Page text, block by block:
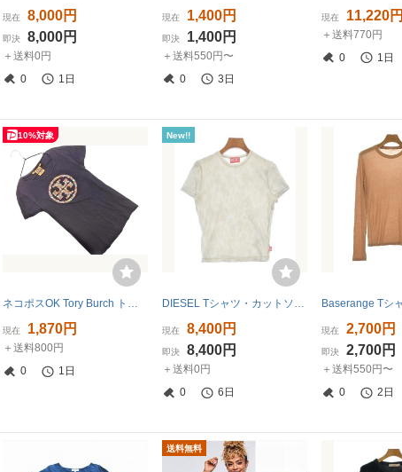
現在 8,000円
即決 8,000円
＋送料0円
0
1日
現在 1,400円
即決 1,400円
＋送料550円〜
0
3日
現在 11,220円
＋送料770円
0
1日
10%対象
ネコポスOK Tory Burch トリーバーチ ロゴ 刺繍 Tシャツ sizeXS/濃紺 ■◆ ☆ gha7 レディース
現在 1,870円
＋送料800円
0
1日
New!!
DIESEL Tシャツ・カットソー レディース ディーゼル 中古 古着
現在 8,400円
即決 8,400円
＋送料0円
0
6日
現在 2,700円
即決 2,700円
＋送料550円〜
0
2日
送料無料